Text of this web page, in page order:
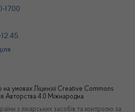
17.00
на умовах Ліцензії Creative Commons
Авторства 4.0 Міжнародна
з лікарських засобів та контролю за